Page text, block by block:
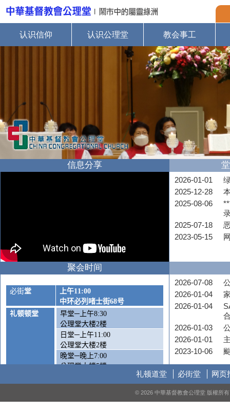
认识信仰 认识公理堂 教会事工
信息分享
2026-01-01
2025-12-28
2025-08-06
2025-07-18
2023-05-15
聚会时间
必街堂 上午11:00
中环必列啫士街68号
礼顿顿堂
早堂─上午8:30
公理堂大楼2楼
日堂─上午11:00
公理堂大楼2楼
晚堂─晚上7:00
公理堂大楼5楼
周六崇拜—下午5:00
2026-07-08
2026-01-04
2026-01-04
2026-01-03
2026-01-01
2023-10-06
礼顿道堂 必街堂 网页
© 2026 中華基督教會公理堂 版權所